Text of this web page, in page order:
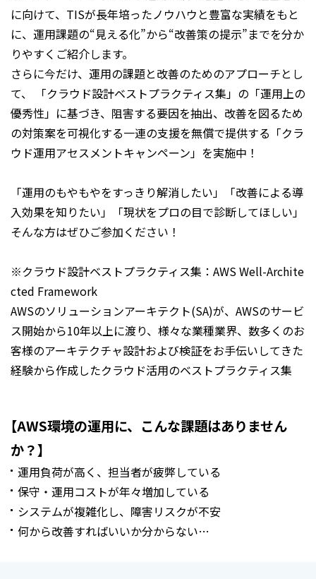
に向けて、TISが長年培ったノウハウと豊富な実績をもと
に、運用課題の“見える化”から“改善策の提示”までを分か
りやすくご紹介します。
さらに今だけ、運用の課題と改善のためのアプローチとし
て、 「クラウド設計ベストプラクティス集」の「運用上の
優秀性」に基づき、阻害する要因を抽出、改善を図るため
の対策案を可視化する一連の支援を無償で提供する「クラ
ウド運用アセスメントキャンペーン」を実施中！
「運用のもやもやをすっきり解消したい」「改善による導
入効果を知りたい」「現状をプロの目で診断してほしい」
そんな方はぜひご参加ください！
※クラウド設計ベストプラクティス集：AWS Well-Archite
cted Framework
AWSのソリューションアーキテクト(SA)が、AWSのサービ
ス開始から10年以上に渡り、様々な業種業界、数多くのお
客様のアーキテクチャ設計および検証をお手伝いしてきた
経験から作成したクラウド活用のベストプラクティス集
【AWS環境の運用に、こんな課題はありません
か？】
運用負荷が高く、担当者が疲弊している
保守・運用コストが年々増加している
システムが複雑化し、障害リスクが不安
何から改善すればいいか分からない…